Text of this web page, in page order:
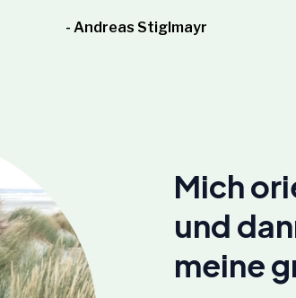
- Andreas Stiglmayr
Mich
und
meine